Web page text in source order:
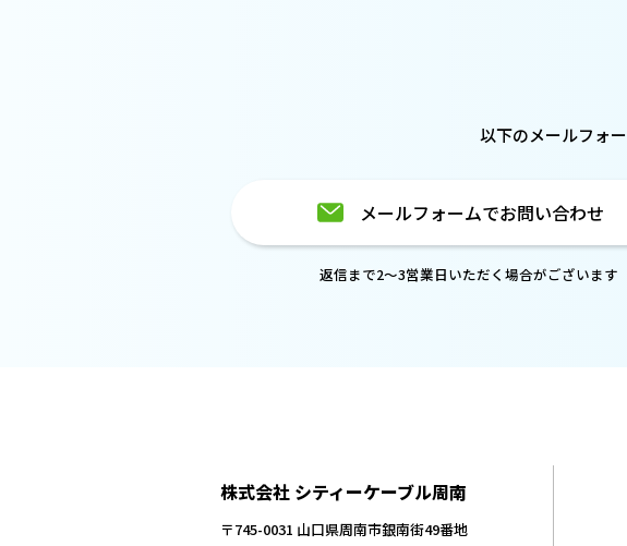
以下のメールフォ
メールフォームでお問い合わせ
返信まで2～3営業日いただく場合がございます
株式会社 シティーケーブル周南
〒745-0031 山口県周南市銀南街49番地